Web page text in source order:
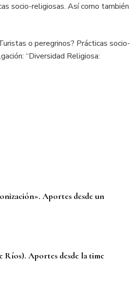
socio-religiosas. Así como también
o peregrinos? Prácticas socio-
“Diversidad Religiosa:
Aportes desde un
Ríos). Aportes desde la time